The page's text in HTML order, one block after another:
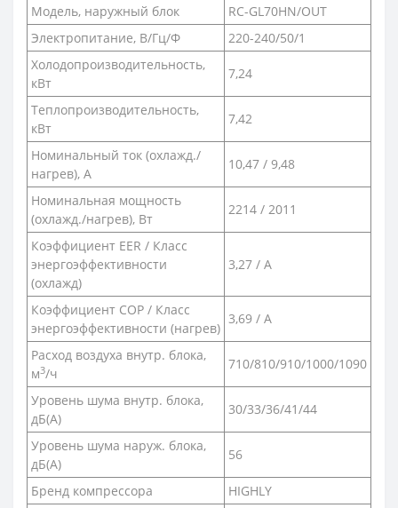
Модель, наружный блок
RC-GL70HN/OUT
Электропитание, В/Гц/Ф
220-240/50/1
Холодопроизводительность,
кВт
7,24
Теплопроизводительность,
кВт
7,42
Номинальный ток (охлажд./
нагрев), А
10,47 / 9,48
Номинальная мощность
(охлажд./нагрев), Вт
2214 / 2011
Коэффициент EER / Класс
энергоэффективности
(охлажд)
3,27 / A
Коэффициент COP / Класс
энергоэффективности (нагрев)
3,69 / A
Расход воздуха внутр. блока,
м3/ч
710/810/910/1000/1090
Уровень шума внутр. блока,
дБ(А)
30/33/36/41/44
Уровень шума наруж. блока,
дБ(А)
56
Бренд компрессора HIGHLY